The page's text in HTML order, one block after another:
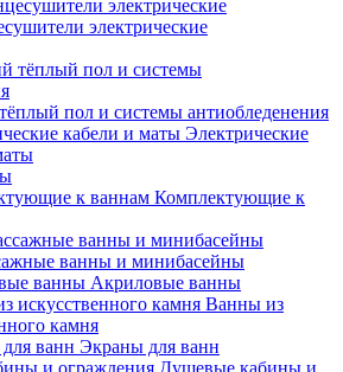
электрические
пол и системы антиобледенения
Электрические
Комплектующие к
ванны и минибасейны
Акриловые ванны
Ванны из
камня
Экраны для ванн
Душевые кабины и